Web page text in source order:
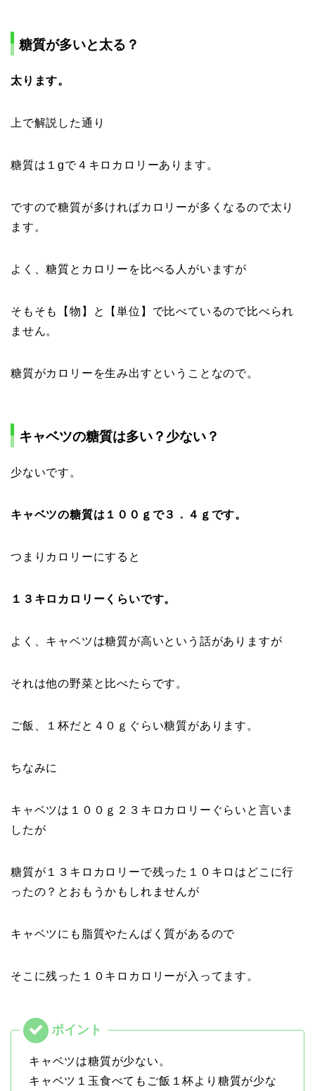
糖質が多いと太る？
太ります。
上で解説した通り
糖質は１gで４キロカロリーあります。
ですので糖質が多ければカロリーが多くなるので太り
ます。
よく、糖質とカロリーを比べる人がいますが
そもそも【物】と【単位】で比べているので比べられ
ません。
糖質がカロリーを生み出すということなので。
キャベツの糖質は多い？少ない？
少ないです。
キャベツの糖質は１００ｇで３．４ｇです。
つまりカロリーにすると
１３キロカロリーくらいです。
よく、キャベツは糖質が高いという話がありますが
それは他の野菜と比べたらです。
ご飯、１杯だと４０ｇぐらい糖質があります。
ちなみに
キャベツは１００ｇ２３キロカロリーぐらいと言いま
したが
糖質が１３キロカロリーで残った１０キロはどこに行
ったの？とおもうかもしれませんが
キャベツにも脂質やたんぱく質があるので
そこに残った１０キロカロリーが入ってます。
キャベツは糖質が少ない。
キャベツ１玉食べてもご飯１杯より糖質が少な